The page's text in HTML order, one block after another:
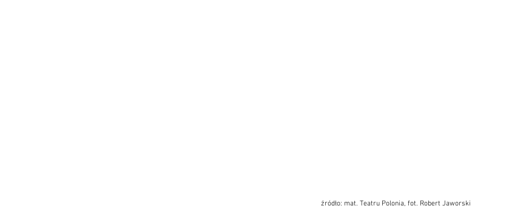
źródło: mat. Teatru Polonia, fot. Robert Jaworski